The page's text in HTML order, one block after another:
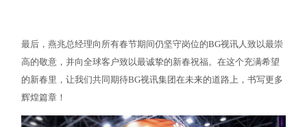
最后，燕兆总经理向所有春节期间仍坚守岗位的BG视讯人致以最崇
高的敬意，并向全球客户致以最诚挚的新春祝福。在这个充满希望
的新春里，让我们共同期待BG视讯集团在未来的道路上，书写更多
辉煌篇章！